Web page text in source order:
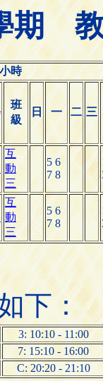
期
時
班
級
日 一 二 三
互
動
三
5 6
7 8
互
動
三
5 6
7 8
下：
3: 10:10 - 11:00
7: 15:10 - 16:00
C: 20:20 - 21:10